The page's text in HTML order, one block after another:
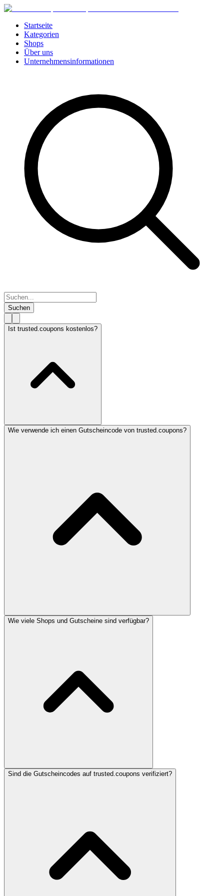
Startseite
Kategorien
Shops
Über uns
Unternehmensinformationen
Suchen
Ist trusted.coupons kostenlos?
Wie verwende ich einen Gutscheincode von trusted.coupons?
Wie viele Shops und Gutscheine sind verfügbar?
Sind die Gutscheincodes auf trusted.coupons verifiziert?